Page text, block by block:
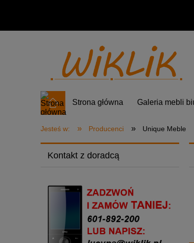
Strona główna Galeria mebli
Jesteś w: » Producenci » Unique Meble
Kontakt z doradcą